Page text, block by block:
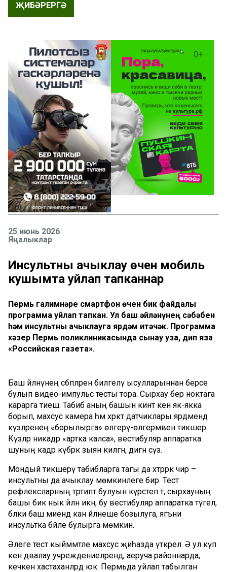
ҖИБӘРЕРГӘ
25 июнь 2026
Яңалыклар
Инсультны ачыклау өчен мобиль
кушымта уйлап тапканнар
Пермь галимнәре смартфон өчен бик файдалы
программа уйлап тапкан. Ул баш әйләнүнең сәбәбен
һәм инсультны ачыклауга ярдәм итәчәк. Программа
хәзер Пермь поликлиникасында сынау уза, дип яза
«Российская газета».
Баш әйләнүнең сәбәпләрен билгеләү ысулларыннан берсе
булып видео-импульс тесты тора. Сырхау бер ноктага
карарга тиеш. Табиб аның башын кинәт кенә як-якка
борып, махсус камера һәм хәрәкәт датчиклары ярдәмендә
күзләренең «борылырга» өлгерү-өлгермәвен тикшерә.
Күзләр никадәр «артка калса», вестибуляр аппаратка
шуның кадәр күбрәк зыян килгән, дигән сүз.
Мондый тикшерү табибларга тагы да хәтәррәк чир –
инсультны да ачыклау мөмкинлеге бирә. Тест
рефлексларның тәртиптә булуын күрсәтеп тә, сырхауның
башы бик нык әйләнә икән, бу вестибуляр аппаратка түгел,
бәлки баш миендә кан әйләнеше бозылуга, ягъни
инсультка бәйле булырга мөмкин.
Әлеге тест кыйммәтле махсус җиһазда үткәрелә. Ә ул күп
кенә дәвалау учреждениеләрендә, аеруча районнарда,
кечкенә хастаханәләрдә юк. Пермьда уйлап табылган